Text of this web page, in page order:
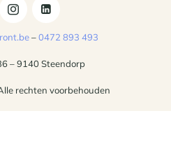
–0472 893 493
– 9140 Steendorp
rechten voorbehouden